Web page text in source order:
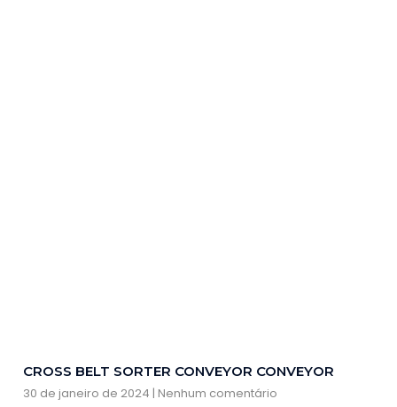
CROSS BELT SORTER CONVEYOR CONVEYOR
30 de janeiro de 2024 Nenhum comentário